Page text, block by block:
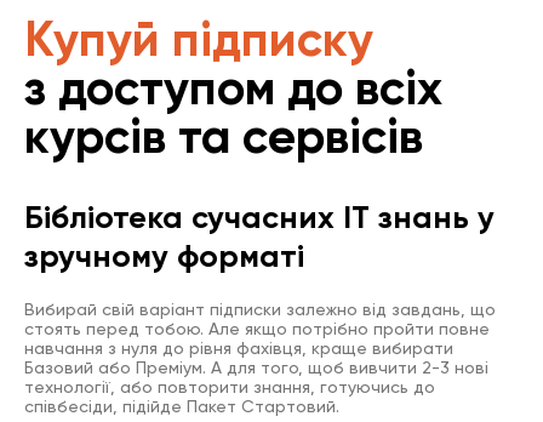
Купуй підписку
з доступом до всіх
курсів та сервісів
Бібліотека сучасних IT знань у
зручному форматі
Вибирай свій варіант підписки залежно від завдань, що
стоять перед тобою. Але якщо потрібно пройти повне
навчання з нуля до рівня фахівця, краще вибирати
Базовий або Преміум. А для того, щоб вивчити 2-3 нові
технології, або повторити знання, готуючись до
співбесіди, підійде Пакет Стартовий.